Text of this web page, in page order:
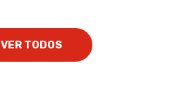
VER TODOS